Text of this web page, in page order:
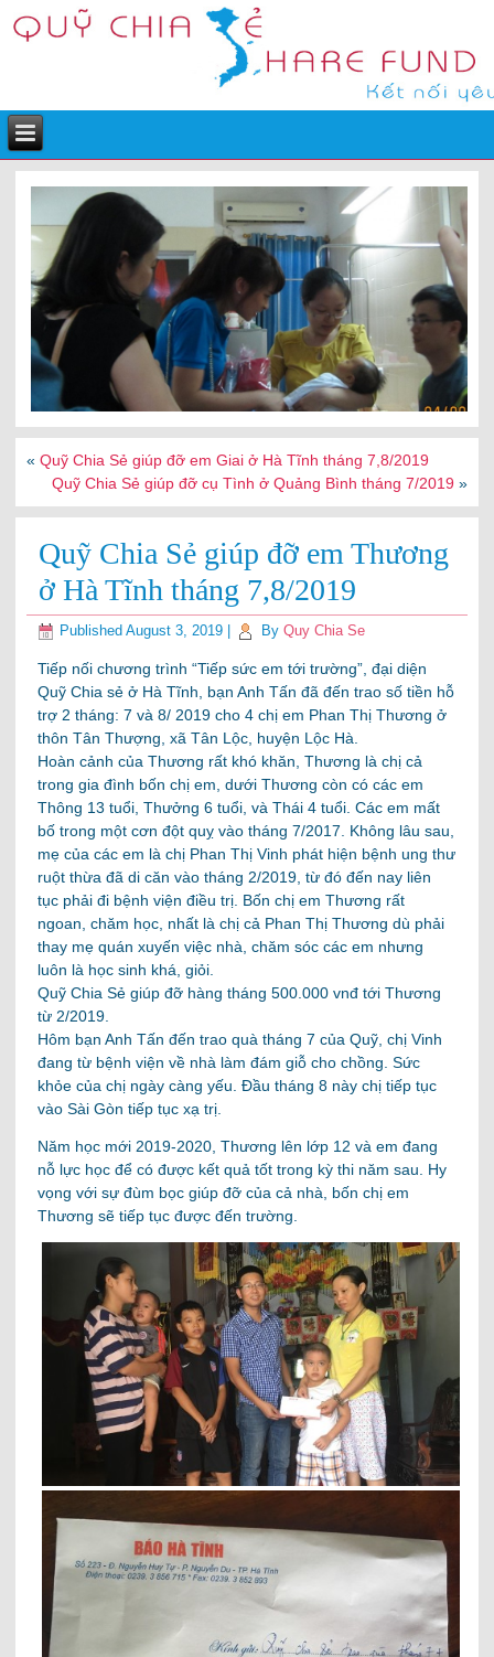
«Quỹ Chia Sẻ giúp đỡ em Giai ở Hà Tĩnh tháng 7,8/2019
Quỹ Chia Sẻ giúp đỡ cụ Tình ở Quảng Bình tháng 7/2019»
Quỹ Chia Sẻ giúp đỡ em Thương
ở Hà Tĩnh tháng 7,8/2019
Published August 3, 2019 By Quy Chia Se
Tiếp nối chương trình “Tiếp sức em tới trường”, đại diện
Quỹ Chia sẻ ở Hà Tĩnh, bạn Anh Tấn đã đến trao số tiền hỗ
trợ 2 tháng: 7 và 8/ 2019 cho 4 chị em Phan Thị Thương ở
thôn Tân Thượng, xã Tân Lộc, huyện Lộc Hà.
Hoàn cảnh của Thương rất khó khăn, Thương là chị cả
trong gia đình bốn chị em, dưới Thương còn có các em
Thông 13 tuổi, Thưởng 6 tuổi, và Thái 4 tuổi. Các em mất
bố trong một cơn đột quỵ vào tháng 7/2017. Không lâu sau,
mẹ của các em là chị Phan Thị Vinh phát hiện bệnh ung thư
ruột thừa đã di căn vào tháng 2/2019, từ đó đến nay liên
tục phải đi bệnh viện điều trị. Bốn chị em Thương rất
ngoan, chăm học, nhất là chị cả Phan Thị Thương dù phải
thay mẹ quán xuyến việc nhà, chăm sóc các em nhưng
luôn là học sinh khá, giỏi.
Quỹ Chia Sẻ giúp đỡ hàng tháng 500.000 vnđ tới Thương
từ 2/2019.
Hôm bạn Anh Tấn đến trao quà tháng 7 của Quỹ, chị Vinh
đang từ bệnh viện về nhà làm đám giỗ cho chồng. Sức
khỏe của chị ngày càng yếu. Đầu tháng 8 này chị tiếp tục
vào Sài Gòn tiếp tục xạ trị.
Năm học mới 2019-2020, Thương lên lớp 12 và em đang
nỗ lực học để có được kết quả tốt trong kỳ thi năm sau. Hy
vọng với sự đùm bọc giúp đỡ của cả nhà, bốn chị em
Thương sẽ tiếp tục được đến trường.